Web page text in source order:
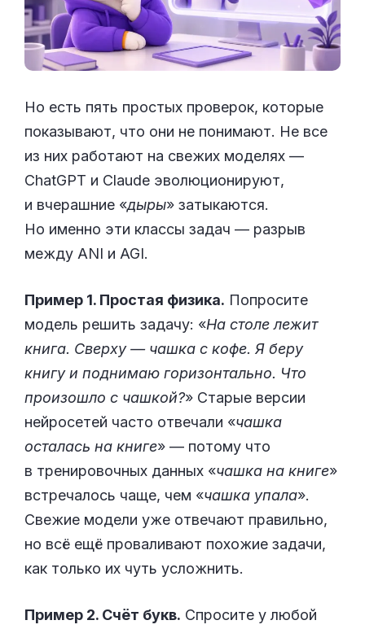
Но есть пять простых проверок, которые
показывают, что они не понимают. Не все
из них работают на свежих моделях —
ChatGPT и Claude эволюционируют,
и вчерашние «дыры» затыкаются.
Но именно эти классы задач — разрыв
между ANI и AGI.
Пример 1. Простая физика. Попросите
модель решить задачу: «На столе лежит
книга. Сверху — чашка с кофе. Я беру
книгу и поднимаю горизонтально. Что
произошло с чашкой?» Старые версии
нейросетей часто отвечали «чашка
осталась на книге» — потому что
в тренировочных данных «чашка на книге»
встречалось чаще, чем «чашка упала».
Свежие модели уже отвечают правильно,
но всё ещё проваливают похожие задачи,
как только их чуть усложнить.
Пример 2. Счёт букв. Спросите у любой